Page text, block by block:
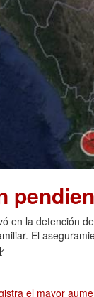
en la detención
El